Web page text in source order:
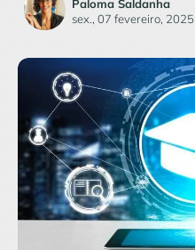
Paloma Saldanha
sex., 07 fevereiro, 2025